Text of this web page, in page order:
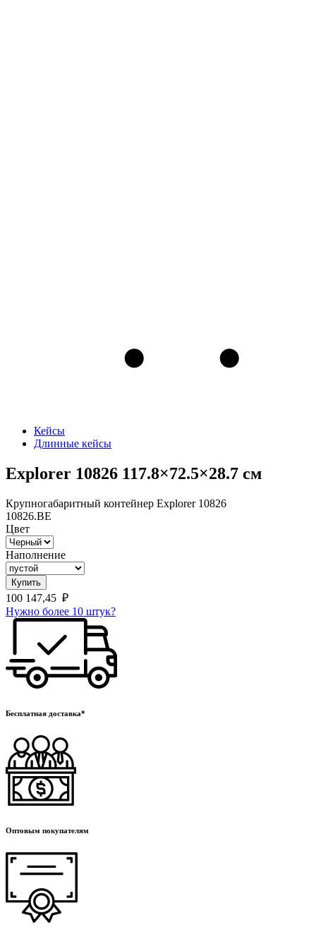
Кейсы
Длинные кейсы
Explorer 10826 117.8×72.5×28.7 см
Крупногабаритный контейнер Explorer 10826
10826.BE
Цвет
Наполнение
Купить
100 147,45 ₽
Нужно более 10 штук?
Бесплатная доставка*
Оптовым покупателям